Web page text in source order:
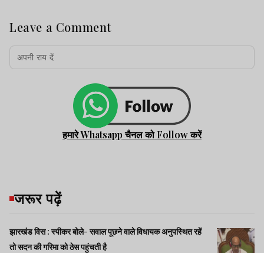
Leave a Comment
हमारे Whatsapp चैनल को Follow करें
जरूर पढ़ें
झारखंड विस : स्पीकर बोले- सवाल पूछने वाले विधायक अनुपस्थित रहें
तो सदन की गरिमा को ठेस पहुंचती है